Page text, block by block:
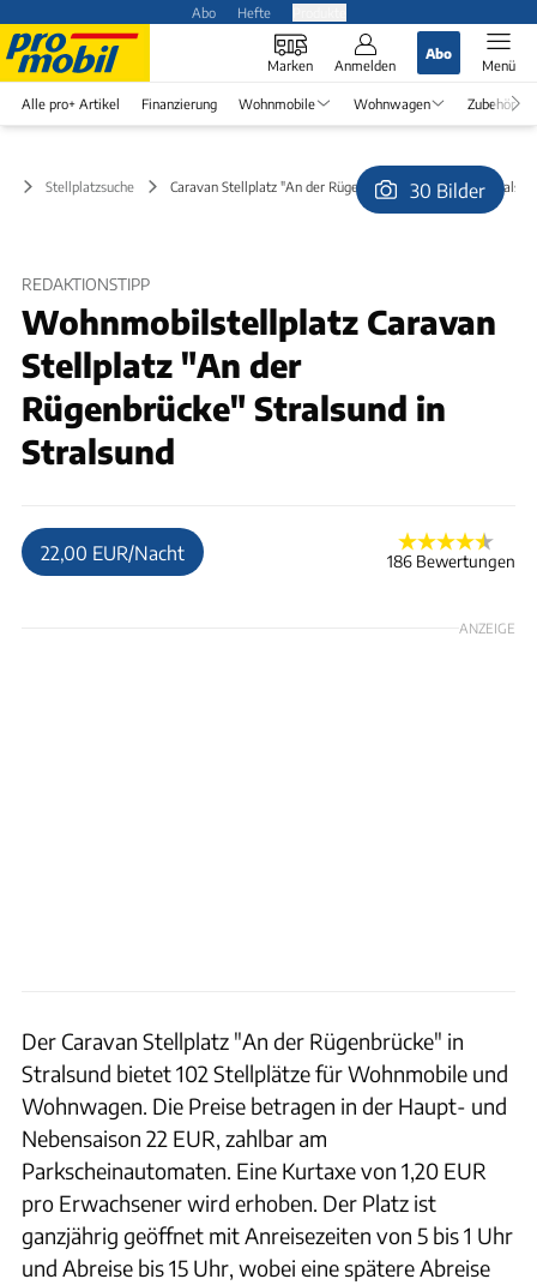
Abo Hefte
Marken Anmelden
Abo
Menü
Alle pro+ Artikel Finanzierung Wohnmobile Wohnwagen Zubehör
Stellplatzsuche Caravan Stellplatz "An der Rügenbrücke" Stralsund in
30 Bilder
REDAKTIONSTIPP
Wohnmobilstellplatz Caravan
Stellplatz "An der
Rügenbrücke" Stralsund in
Stralsund
22,00 EUR/Nacht 186 Bewertungen
ANZEIGE
Der Caravan Stellplatz "An der Rügenbrücke" in
Stralsund bietet 102 Stellplätze für Wohnmobile und
Wohnwagen. Die Preise betragen in der Haupt- und
Nebensaison 22 EUR, zahlbar am
Parkscheinautomaten. Eine Kurtaxe von 1,20 EUR
pro Erwachsener wird erhoben. Der Platz ist
ganzjährig geöffnet mit Anreisezeiten von 5 bis 1 Uhr
und Abreise bis 15 Uhr, wobei eine spätere Abreise